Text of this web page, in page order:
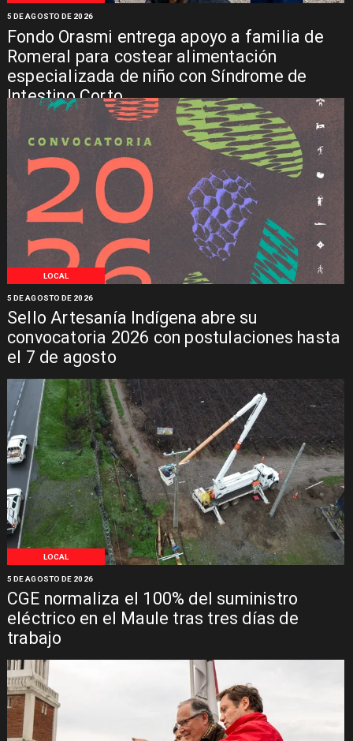
Fondo Orasmi entrega apoyo a familia de
Romeral para costear alimentación
especializada de niño con Síndrome de
Intestino Corto
5 DE AGOSTO DE 2026
LOCAL
Sello Artesanía Indígena abre su
convocatoria 2026 con postulaciones hasta
el 7 de agosto
5 DE AGOSTO DE 2026
LOCAL
CGE normaliza el 100% del suministro
eléctrico en el Maule tras tres días de
trabajo
5 DE AGOSTO DE 2026